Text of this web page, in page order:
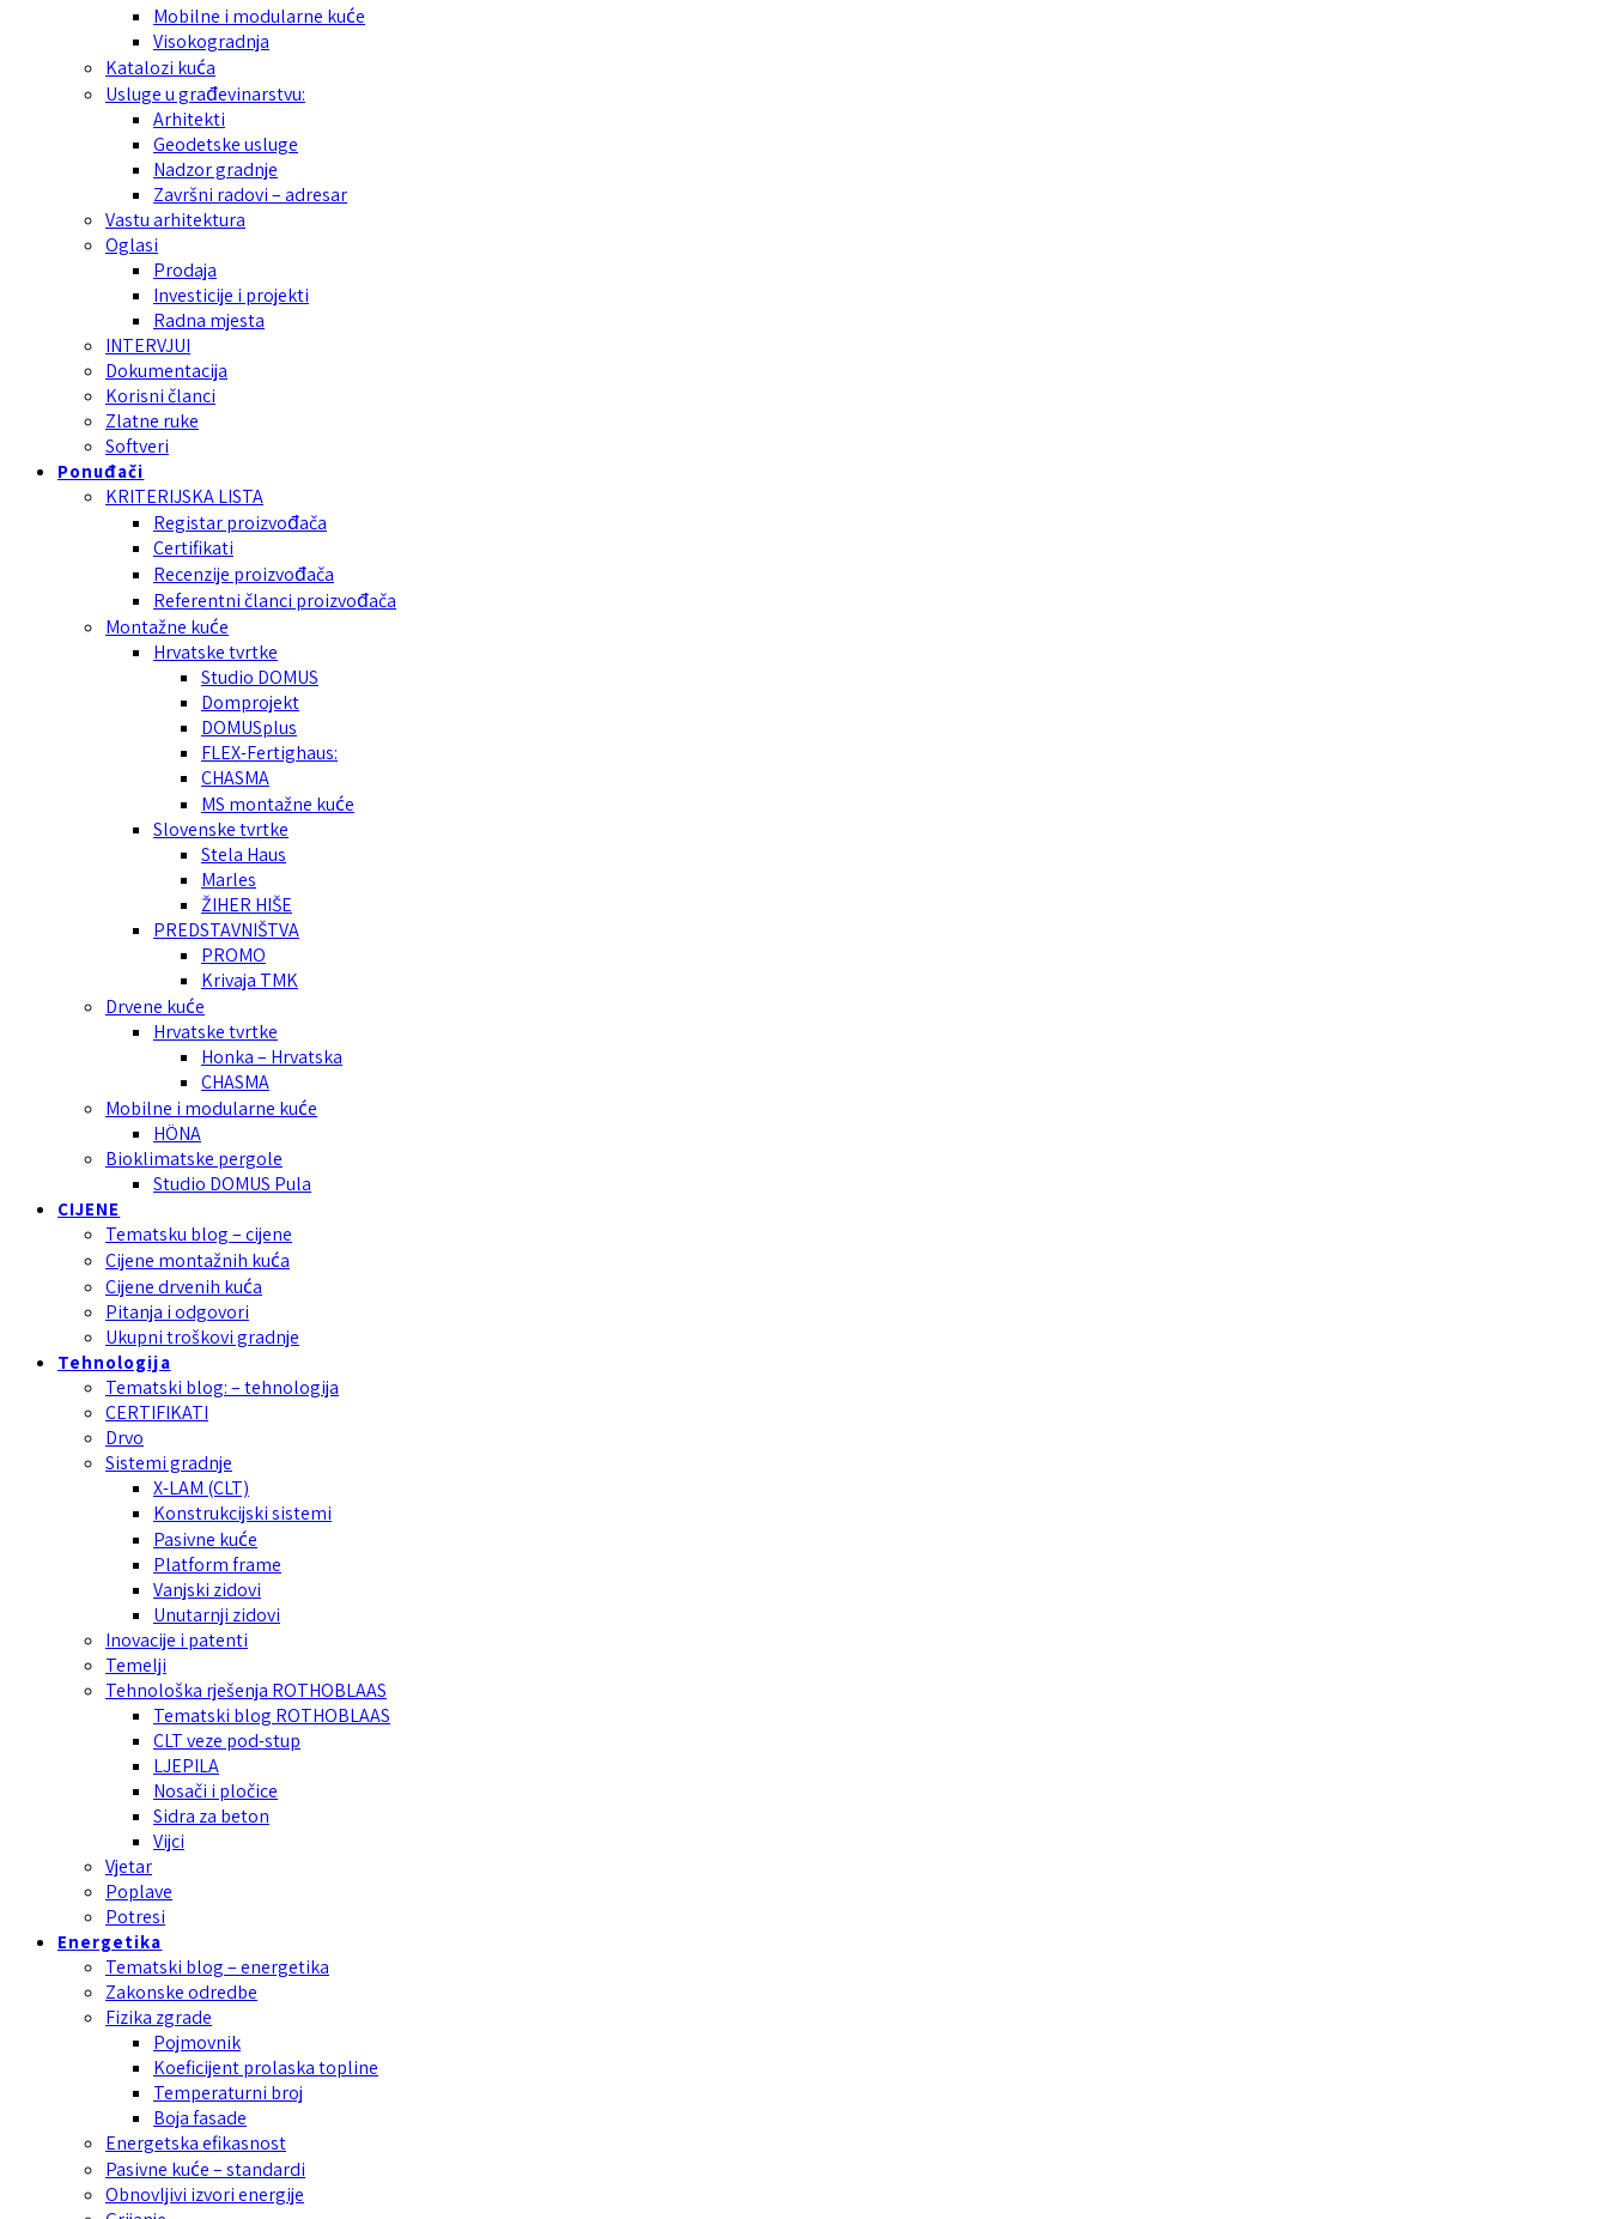
Mobilne i modularne kuće
Visokogradnja
Katalozi kuća
Usluge u građevinarstvu:
Arhitekti
Geodetske usluge
Nadzor gradnje
Završni radovi – adresar
Vastu arhitektura
Oglasi
Prodaja
Investicije i projekti
Radna mjesta
INTERVJUI
Dokumentacija
Korisni članci
Zlatne ruke
Softveri
Ponuđači
KRITERIJSKA LISTA
Registar proizvođača
Certifikati
Recenzije proizvođača
Referentni članci proizvođača
Montažne kuće
Hrvatske tvrtke
Studio DOMUS
Domprojekt
DOMUSplus
FLEX-Fertighaus:
CHASMA
MS montažne kuće
Slovenske tvrtke
Stela Haus
Marles
ŽIHER HIŠE
PREDSTAVNIŠTVA
PROMO
Krivaja TMK
Drvene kuće
Hrvatske tvrtke
Honka – Hrvatska
CHASMA
Mobilne i modularne kuće
HÖNA
Bioklimatske pergole
Studio DOMUS Pula
CIJENE
Tematsku blog – cijene
Cijene montažnih kuća
Cijene drvenih kuća
Pitanja i odgovori
Ukupni troškovi gradnje
Tehnologija
Tematski blog: – tehnologija
CERTIFIKATI
Drvo
Sistemi gradnje
X-LAM (CLT)
Konstrukcijski sistemi
Pasivne kuće
Platform frame
Vanjski zidovi
Unutarnji zidovi
Inovacije i patenti
Temelji
Tehnološka rješenja ROTHOBLAAS
Tematski blog ROTHOBLAAS
CLT veze pod-stup
LJEPILA
Nosači i pločice
Sidra za beton
Vijci
Vjetar
Poplave
Potresi
Energetika
Tematski blog – energetika
Zakonske odredbe
Fizika zgrade
Pojmovnik
Koeficijent prolaska topline
Temperaturni broj
Boja fasade
Energetska efikasnost
Pasivne kuće – standardi
Obnovljivi izvori energije